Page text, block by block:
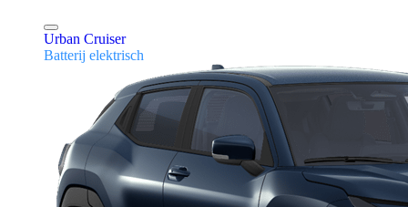
Urban Cruiser
Batterij elektrisch